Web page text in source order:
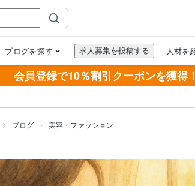
会員登録で10％割引クーポンを獲得！
ブログ 美容・ファッション